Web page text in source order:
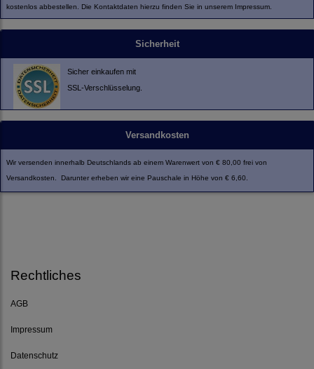
kostenlos abbestellen. Die Kontaktdaten hierzu finden Sie in unserem Impressum.
Sicherheit
Sicher einkaufen mit
SSL-Verschlüsselung.
Versandkosten
Wir versenden innerhalb Deutschlands ab einem Warenwert von € 80,00 frei von
Versandkosten. Darunter erheben wir eine Pauschale in Höhe von € 6,60.
Rechtliches
AGB
Impressum
Datenschutz